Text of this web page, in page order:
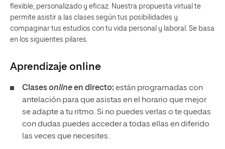
flexible, personalizado y eficaz. Nuestra propuesta virtual te
permite asistir a las clases según tus posibilidades y
compaginar tus estudios con tu vida personal y laboral. Se basa
en los siguientes pilares.
Aprendizaje online
Clasesonlineen directo: están programadas con
antelación para que asistas en el horario que mejor
se adapte a tu ritmo. Si no puedes verlas o te quedas
con dudas puedes acceder a todas ellas en diferido
las veces que necesites.